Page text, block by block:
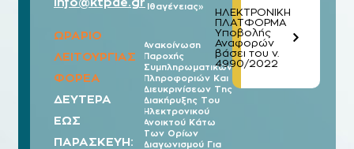
ΩΡΑΡΙΟ
ΛΕΙΤΟΥΡΓΙΑΣ
ΦΟΡΕΑ
ΔΕΥΤΕΡΑ
ΕΩΣ
ΠΑΡΑΣΚΕΥΗ:
Ιθαγένειας»
Ανακοίνωση
Παροχής
Συμπληρωματικών
Πληροφοριών Και
Διευκρινίσεων Της
Διακήρυξης Του
Ηλεκτρονικού
Ανοικτού Κάτω
Των Ορίων
Διαγωνισμού Για
07/08
ΗΛΕΚΤΡΟΝΙΚΗ
ΠΛΑΤΦΟΡΜΑ
Υποβολής
Αναφορών
βάσει του ν.
4990/2022